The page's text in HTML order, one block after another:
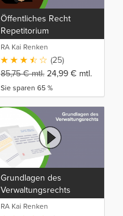
Öffentliches Recht
Repetitorium
RA Kai Renken
(25)
85,75€mtl. 24,99 € mtl.
Sie sparen 65 %
Grundlagen des
Verwaltungsrechts
RA Kai Renken